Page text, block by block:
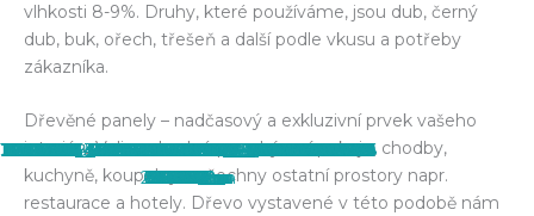
vlhkosti 8-9%. Druhy, které používáme, jsou dub, černý
dub, buk, ořech, třešeň a další podle vkusu a potřeby
zákazníka.
Dřevěné panely – nadčasový a exkluzivní prvek vašeho
interiéru.Velice vhodné pro obývací pokoje, chodby,
kuchyně, koupelny a všechny ostatní prostory napr.
restaurace a hotely. Dřevo vystavené v této podobě nám
21740904_713457868865241_2432764689101
145873_o
18921103_661969604014068_847059728479
6823851_o
18814626_658235024387526_3334176570194
79344_o
28576443_800437490167278_895641164178
7967961_n
28577506_800437513500609_397083172120
2003978_n
30716358_825733987637628_228423028449
9112512_n
18422101_647565502121145_49444828015675
31157_o
14322658_526248517586178_46351139532067
65165_n
14610986_545770645633965_4085155277437
658909_n
15319278_567881673422862_3875187983154
963319_n
15338684_568899529987743_363908952804
1102421_n
15284041_569371896607173_4270895771317
357102_n
15037206_557768831100813_4689761411309
083286_n
15978031_587845314759831_1575785490237
996912_n
14354928_530937253783971_7630255925873
908266_n
14595725_541153196095710_814178961113001
2522_n
14600878_540863102791386_153888109929
2975345_n
14469589_536546443223052_3010422260547
100943_n
12705302_440873896123641_6143697268144
777474_n
13495299_491727951038235_29741167218935
03148_n
12472296_461789457365418_4594571618879
459411_n
13615492_499537883590575_2348053954012
086722_n
12801582_460260600851637_5165388352347
038006_n
13321794_481468192064211_18572463600173
52387_n
11244720_356049901272708_1023892874316
636170_o
12248228_413372542207110_7504914001755
215906_o
12238125_420779571466407_2102558329715
073764_o
11255766_362859307258434_230088394626
0569438_o
12371255_442279519316412_54956200161498
43796_o
10006593_339883109556054_602270607669
8762622_n